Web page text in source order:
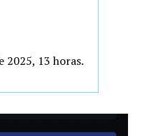
2025, 13 horas.